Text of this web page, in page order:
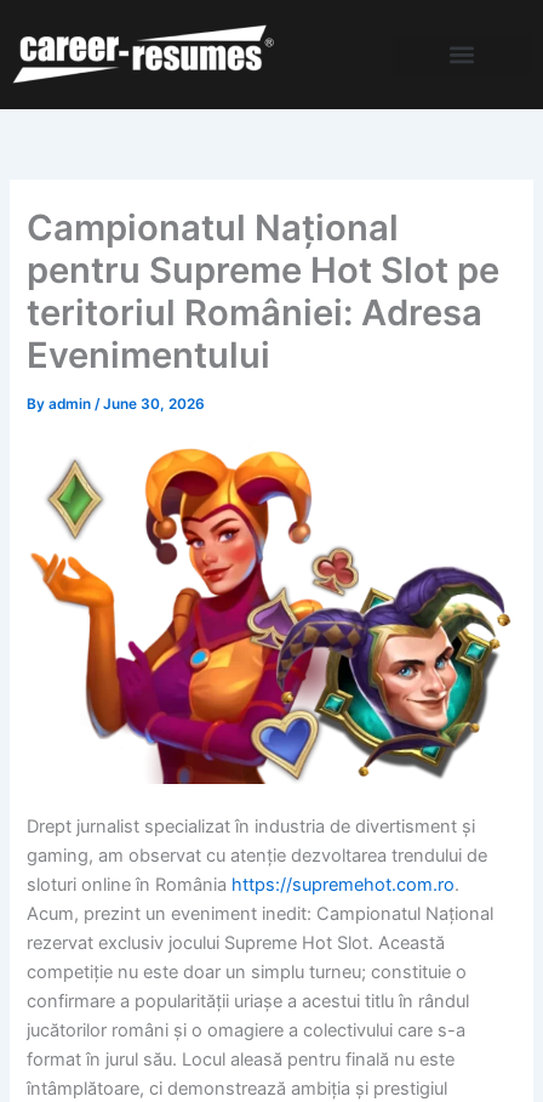
content
Campionatul Național
pentru Supreme Hot Slot pe
teritoriul României: Adresa
Evenimentului
Byadmin/June 30, 2026
Drept jurnalist specializat în industria de divertisment și
gaming, am observat cu atenție dezvoltarea trendului de
sloturi online în România https://supremehot.com.ro.
Acum, prezint un eveniment inedit: Campionatul Național
rezervat exclusiv jocului Supreme Hot Slot. Această
competiție nu este doar un simplu turneu; constituie o
confirmare a popularității uriașe a acestui titlu în rândul
jucătorilor români și o omagiere a colectivului care s-a
format în jurul său. Locul aleasă pentru finală nu este
întâmplătoare, ci demonstrează ambiția și prestigiul